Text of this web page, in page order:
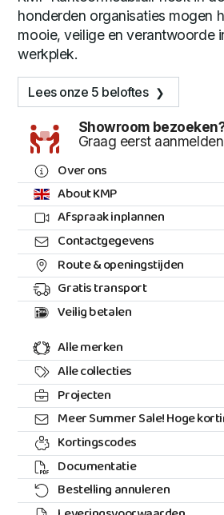
honderden organisaties mogen
mooie, veilige en verantwoorde
werkplek.
Lees onze 5 beloftes
Showroom
Graag eerst aanmelden
Over ons
About KMP
Afspraak inplannen
Contactgegevens
Route & openingstijden
Gratis transport
Veilig betalen
Alle merken
Alle collecties
Projecten
Meer Summer Sale! Hoge
Kortingscodes
Documentatie
Bestelling annuleren